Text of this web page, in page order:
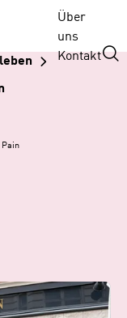
Über
uns
Kontakt
Pain